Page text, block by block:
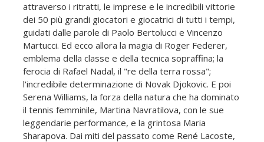
attraverso i ritratti, le imprese e le incredibili vittorie
dei 50 più grandi giocatori e giocatrici di tutti i tempi,
guidati dalle parole di Paolo Bertolucci e Vincenzo
Martucci. Ed ecco allora la magia di Roger Federer,
emblema della classe e della tecnica sopraffina; la
ferocia di Rafael Nadal, il "re della terra rossa";
l'incredibile determinazione di Novak Djokovic. E poi
Serena Williams, la forza della natura che ha dominato
il tennis femminile, Martina Navratilova, con le sue
leggendarie performance, e la grintosa Maria
Sharapova. Dai miti del passato come René Lacoste,